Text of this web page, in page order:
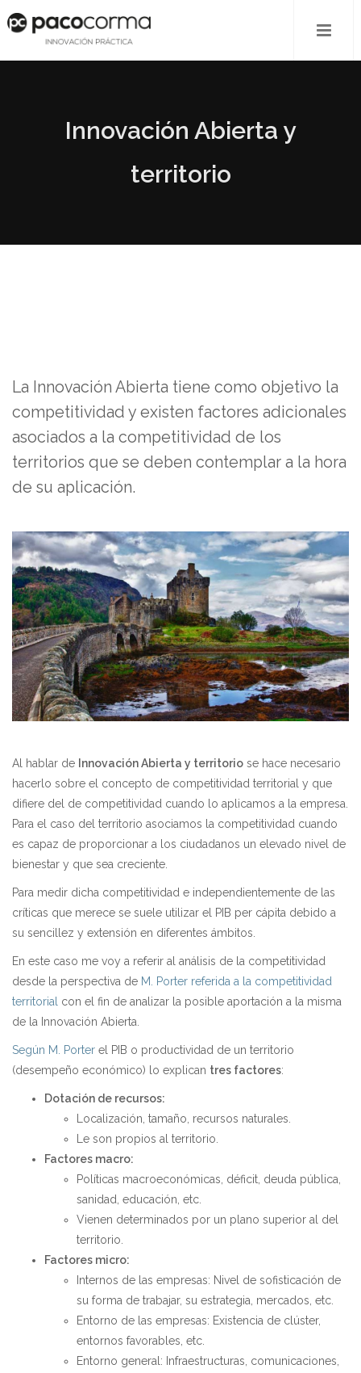
Innovación Abierta y
territorio
La Innovación Abierta tiene como objetivo la
competitividad y existen factores adicionales
asociados a la competitividad de los
territorios que se deben contemplar a la hora
de su aplicación.
Al hablar de Innovación Abierta y territorio se hace necesario
hacerlo sobre el concepto de competitividad territorial y que
difiere del de competitividad cuando lo aplicamos a la empresa.
Para el caso del territorio asociamos la competitividad cuando
es capaz de proporcionar a los ciudadanos un elevado nivel de
bienestar y que sea creciente.
Para medir dicha competitividad e independientemente de las
críticas que merece se suele utilizar el PIB per cápita debido a
su sencillez y extensión en diferentes ámbitos.
En este caso me voy a referir al análisis de la competitividad
desde la perspectiva de M. Porter referida a la competitividad
territorial
con el fin de analizar la posible aportación a la misma
de la Innovación Abierta.
Según M. Porter el PIB o productividad de un territorio
(desempeño económico) lo explican tres factores:
Dotación de recursos:
Localización, tamaño, recursos naturales.
Le son propios al territorio.
Factores macro:
Políticas macroeconómicas, déficit, deuda pública,
sanidad, educación, etc.
Vienen determinados por un plano superior al del
territorio.
Factores micro:
Internos de las empresas: Nivel de sofisticación de
su forma de trabajar, su estrategia, mercados, etc.
Entorno de las empresas: Existencia de clúster,
entornos favorables, etc.
Entorno general: Infraestructuras, comunicaciones,